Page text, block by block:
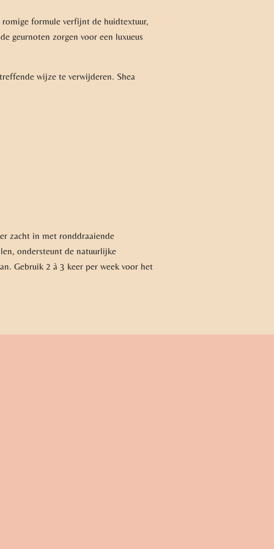
formule verfijnt de huidtextuur,
geurnoten zorgen voor een luxueus
wijze te verwijderen. Shea
zacht in met ronddraaiende
ondersteunt de natuurlijke
Gebruik 2 à 3 keer per week voor het